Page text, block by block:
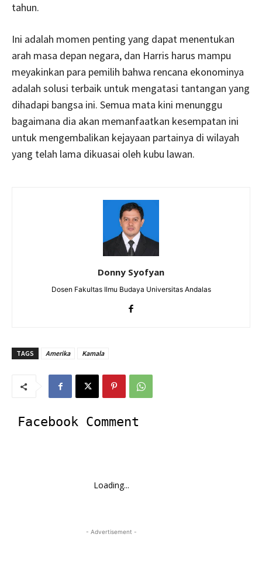
tahun.
Ini adalah momen penting yang dapat menentukan
arah masa depan negara, dan Harris harus mampu
meyakinkan para pemilih bahwa rencana ekonominya
adalah solusi terbaik untuk mengatasi tantangan yang
dihadapi bangsa ini. Semua mata kini menunggu
bagaimana dia akan memanfaatkan kesempatan ini
untuk mengembalikan kejayaan partainya di wilayah
yang telah lama dikuasai oleh kubu lawan.
Donny Syofyan
Dosen Fakultas Ilmu Budaya Universitas Andalas
TAGS Amerika Kamala
Facebook Comment
Loading...
- Advertisement -